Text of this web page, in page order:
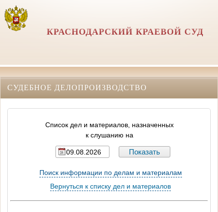
КРАСНОДАРСКИЙ КРАЕВОЙ СУД
СУДЕБНОЕ ДЕЛОПРОИЗВОДСТВО
Список дел и материалов, назначенных
к слушанию на
Поиск информации по делам и материалам
Вернуться к списку дел и материалов